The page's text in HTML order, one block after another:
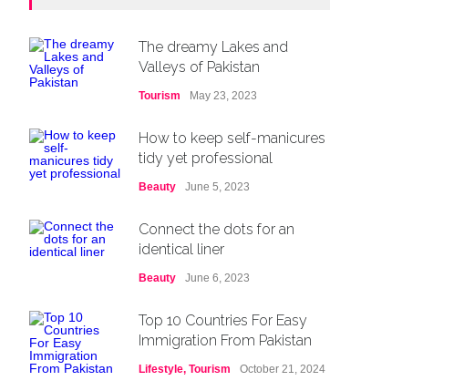
The dreamy Lakes and
Valleys of Pakistan
Tourism May 23, 2023
How to keep self-manicures
tidy yet professional
Beauty June 5, 2023
Connect the dots for an
identical liner
Beauty June 6, 2023
Top 10 Countries For Easy
Immigration From Pakistan
Lifestyle, Tourism October 21, 2024